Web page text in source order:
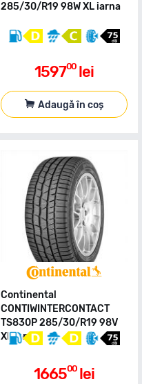
285/30/R19 98W XL iarna
159700 lei
Adaugă în coș
Continental
CONTIWINTERCONTACT
TS830P 285/30/R19 98V
XL iarna
166500 lei